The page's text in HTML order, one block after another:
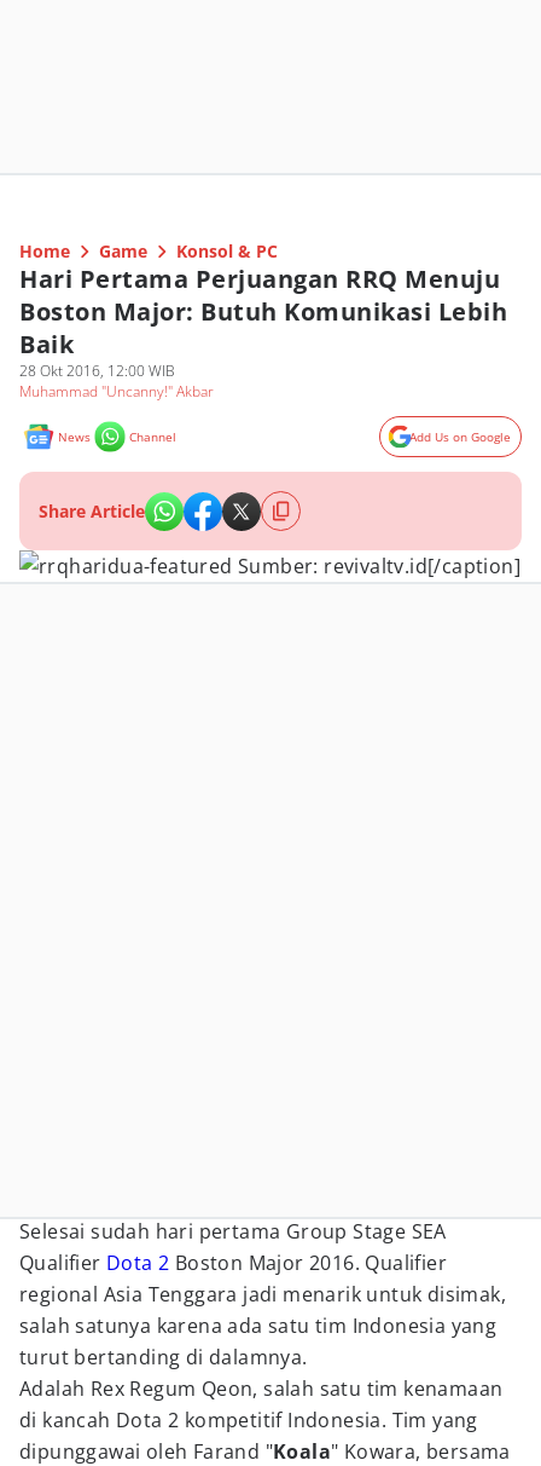
Home Game Konsol & PC
Hari Pertama Perjuangan RRQ Menuju
Boston Major: Butuh Komunikasi Lebih
Baik
28 Okt 2016, 12:00 WIB
Muhammad "Uncanny!" Akbar
News Channel Add Us on Google
Share Article
Sumber: revivaltv.id[/caption]
Selesai sudah hari pertama Group Stage SEA
Qualifier Dota 2 Boston Major 2016. Qualifier
regional Asia Tenggara jadi menarik untuk disimak,
salah satunya karena ada satu tim Indonesia yang
turut bertanding di dalamnya.
Adalah Rex Regum Qeon, salah satu tim kenamaan
di kancah Dota 2 kompetitif Indonesia. Tim yang
dipunggawai oleh Farand "Koala" Kowara, bersama